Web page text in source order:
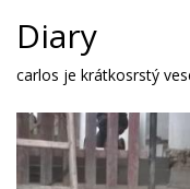
Diary
carlos je krátkosrstý